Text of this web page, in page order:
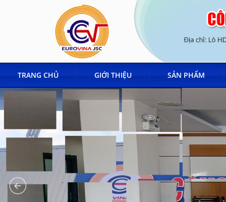
TRANG CHỦ GIỚI THIỆU SẢN PHẨM